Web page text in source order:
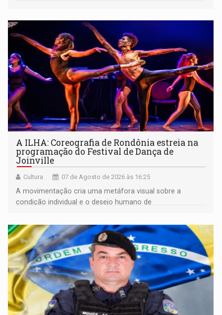
A ILHA: Coreografia de Rondônia estreia na
programação do Festival de Dança de
Joinville
Cultura 07 de Agosto de 2026 às 16:25
A movimentação cria uma metáfora visual sobre a
condição individual e o desejo humano de